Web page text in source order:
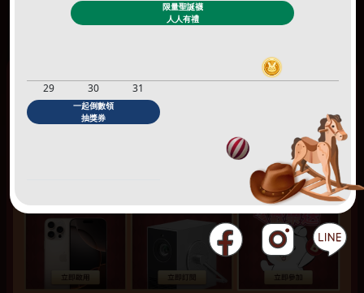
限量聖誕襪
人人有禮
29 30
一起倒數領
抽獎券
31